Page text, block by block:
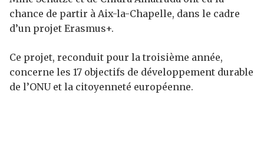
chance de partir à Aix-la-Chapelle, dans le cadre
d’un projet Erasmus+.
Ce projet, reconduit pour la troisième année,
concerne les 17 objectifs de développement durable
de l’ONU et la citoyenneté européenne.